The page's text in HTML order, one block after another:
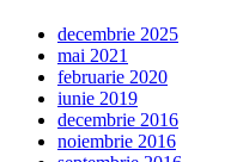
decembrie 2025
mai 2021
februarie 2020
iunie 2019
decembrie 2016
noiembrie 2016